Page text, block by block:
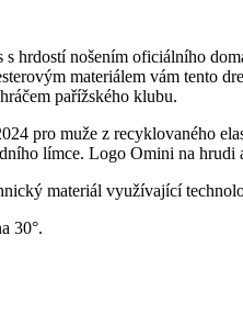
s hrdostí nošením oficiálního
materiálem vám tento
pařížského klubu.
pro muže z recyklovaného
límce. Logo Omini na
materiál využívající
30°.